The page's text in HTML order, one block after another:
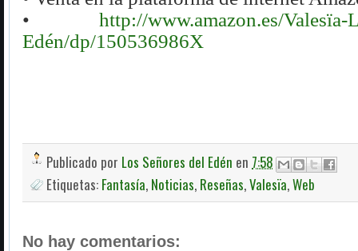
•
http://www.amazon.es/Valesïa-
Edén/dp/150536986X
Publicado por Los Señores del Edén en 7:58
Etiquetas: Fantasía, Noticias, Reseñas,Valesïa,Web
No hay comentarios: